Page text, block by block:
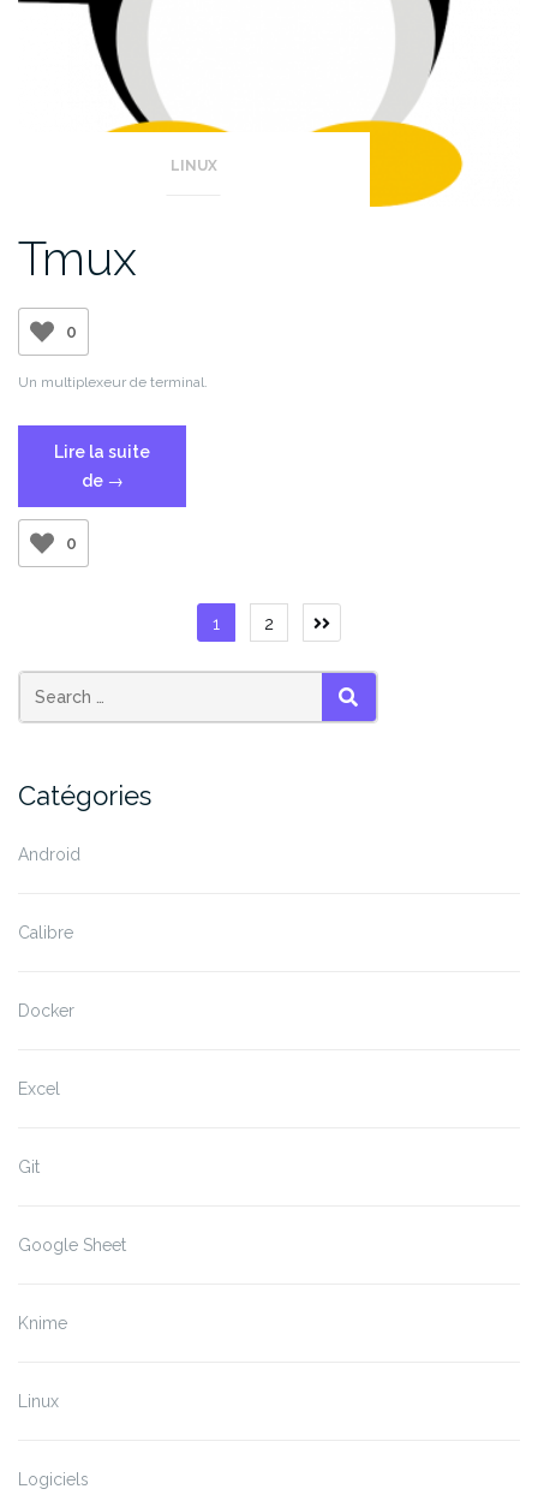
LINUX
Tmux
0
Un multiplexeur de terminal.
Lire la suite
de « Tmux »
→
0
Pagination
des
publications
1 2
SEARCH
Catégories
Android
Calibre
Docker
Excel
Git
Google Sheet
Knime
Linux
Logiciels